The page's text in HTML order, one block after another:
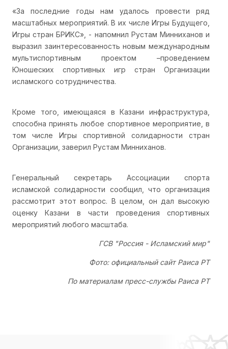
«За последние годы нам удалось провести ряд
масштабных мероприятий. В их числе Игры Будущего,
Игры стран БРИКС», - напомнил Рустам Минниханов и
выразил заинтересованность новым международным
мультиспортивным проектом –проведением
Юношеских спортивных игр стран Организации
исламского сотрудничества.
Кроме того, имеющаяся в Казани инфраструктура,
способна принять любое спортивное мероприятие, в
том числе Игры спортивной солидарности стран
Организации, заверил Рустам Минниханов.
Генеральный секретарь Ассоциации спорта
исламской солидарности сообщил, что организация
рассмотрит этот вопрос. В целом, он дал высокую
оценку Казани в части проведения спортивных
мероприятий любого масштаба.
ГСВ "Россия - Исламский мир"
Фото: официальный сайт Раиса РТ
По материалам пресс-службы Раиса РТ